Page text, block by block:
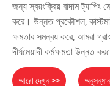
জন্য স্বয়ংক্রিয় বাদাম ট্যাপিং
করে। উন্নত প্রকৌশল,
ক্ষমতার সমন্বয় করে, আমরা
দীর্ঘমেয়াদী কর্মক্ষমতা উন্নত
আরো দেখুন >>